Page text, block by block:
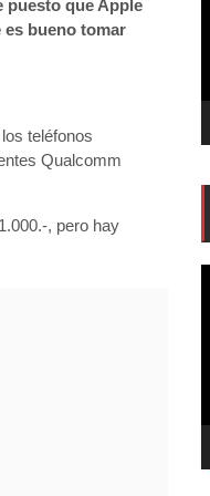
puesto que Apple
es bueno tomar
teléfonos
Qualcomm
, pero hay